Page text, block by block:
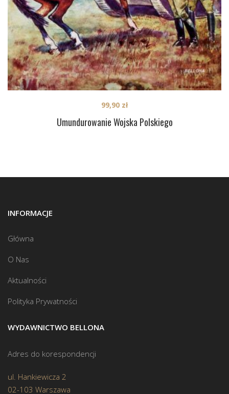
Umundurowanie Wojska Polskiego
99,90 zł
INFORMACJE
Główna
O Nas
Aktualności
Polityka Prywatności
WYDAWNICTWO BELLONA
Adres do korespondencji
ul. Hankiewicza 2
02-103 Warszawa